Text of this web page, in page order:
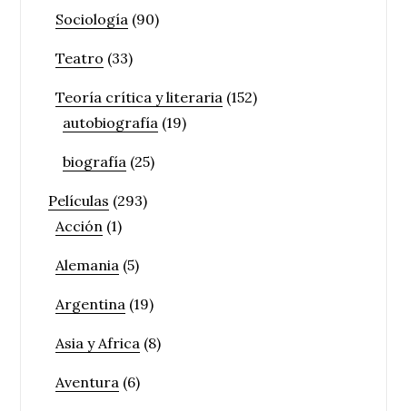
Sociología (90)
Teatro (33)
Teoría crítica y literaria (152)
autobiografía (19)
biografía (25)
Películas (293)
Acción (1)
Alemania (5)
Argentina (19)
Asia y Africa (8)
Aventura (6)